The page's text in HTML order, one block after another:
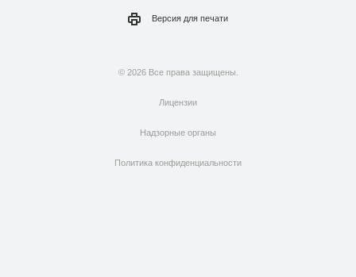
Версия для печати
© 2026 Все права защищены.
Лицензии
Надзорные органы
Политика конфиденциальности